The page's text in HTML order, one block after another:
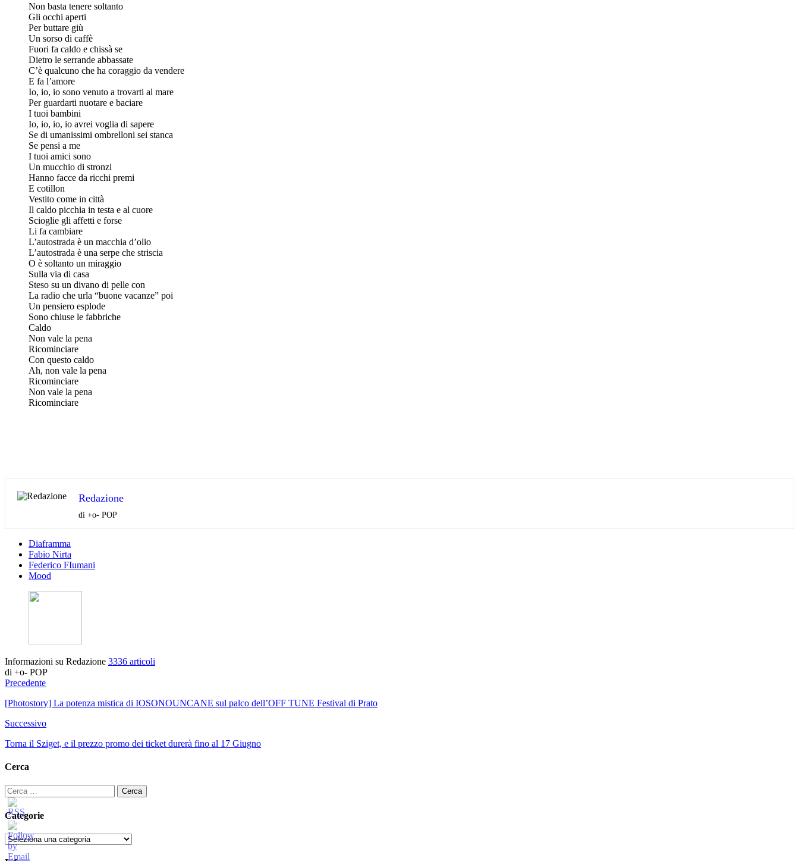
Non basta tenere soltanto
Gli occhi aperti
Per buttare giù
Un sorso di caffè
Fuori fa caldo e chissà se
Dietro le serrande abbassate
C’è qualcuno che ha coraggio da vendere
E fa l’amore
Io, io, io sono venuto a trovarti al mare
Per guardarti nuotare e baciare
I tuoi bambini
Io, io, io, io avrei voglia di sapere
Se di umanissimi ombrelloni sei stanca
Se pensi a me
I tuoi amici sono
Un mucchio di stronzi
Hanno facce da ricchi premi
E cotillon
Vestito come in città
Il caldo picchia in testa e al cuore
Scioglie gli affetti e forse
Li fa cambiare
L’autostrada è un macchia d’olio
L’autostrada è una serpe che striscia
O è soltanto un miraggio
Sulla via di casa
Steso su un divano di pelle con
La radio che urla “buone vacanze” poi
Un pensiero esplode
Sono chiuse le fabbriche
Caldo
Non vale la pena
Ricominciare
Con questo caldo
Ah, non vale la pena
Ricominciare
Non vale la pena
Ricominciare
Redazione
di +o- POP
Diaframma
Fabio Nirta
Federico FIumani
Mood
Informazioni su Redazione 3336 articoli
di +o- POP
Precedente
[Photostory] La potenza mistica di IOSONOUNCANE sul palco dell’OFF TUNE Festival di Prato
Successivo
Torna il Sziget, e il prezzo promo dei ticket durerà fino al 17 Giugno
Cerca
Ricerca
per:
Categorie
Categorie